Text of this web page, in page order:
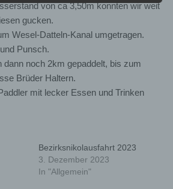
von ca 3,50m konnten wir weit
gucken.
Wesel-Datteln-Kanal umgetragen.
Punsch.
dann noch 2km gepaddelt, bis zum
Brüder Haltern.
mit lecker Essen und Trinken
Bezirksnikolausfahrt 2023
3. Dezember 2023
In "Allgemein"
verarbeiteten personenbezogenen
Dennoch können Internetbasierte
grundsätzlich Sicherheitslücken
absoluter Schutz nicht
kann. Aus diesem Grund steht es
frei, personenbezogene Daten
Wegen, beispielsweise telefonisch,
beschreibt, wie Ihre
Daten als Kunde, Lieferant,